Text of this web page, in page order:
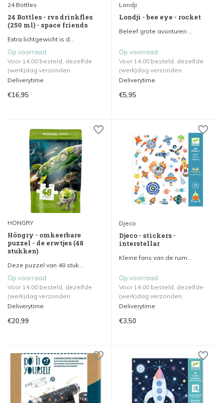
24 Bottles
24 Bottles - rvs drinkfles
(250 ml) - space friends
Extra lichtgewicht is d...
Op voorraad
Voor 14.00 besteld, dezelfde
(werk)dag verzonden.
Deliverytime
€16,95
Londji
Londji - bee eye - rocket
Beleef grote avonturen ...
Op voorraad
Voor 14.00 besteld, dezelfde
(werk)dag verzonden.
Deliverytime
€5,95
HÖNGRY
Höngry - omkeerbare
puzzel - de erwtjes (48
stukken)
Deze puzzel van 48 stuk...
Op voorraad
Voor 14.00 besteld, dezelfde
(werk)dag verzonden.
Deliverytime
€20,99
Djeco
Djeco - stickers -
interstellar
Kleine fans van de ruim...
Op voorraad
Voor 14.00 besteld, dezelfde
(werk)dag verzonden.
Deliverytime
€3,50